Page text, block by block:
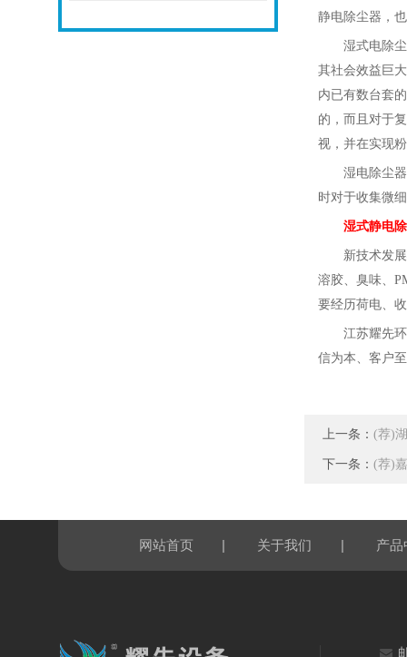
静电除尘器，
湿式电除
其社会效益巨
内已有数台套
的，而且对于
视，并在实现
湿电除尘
时对于收集微
湿式静电
新技术发
溶胶、臭味、
要经历荷电、
江苏耀先
信为本、客户
上一条： (荐)
下一条： (荐)
网站首页 | 关于我们 | 产品